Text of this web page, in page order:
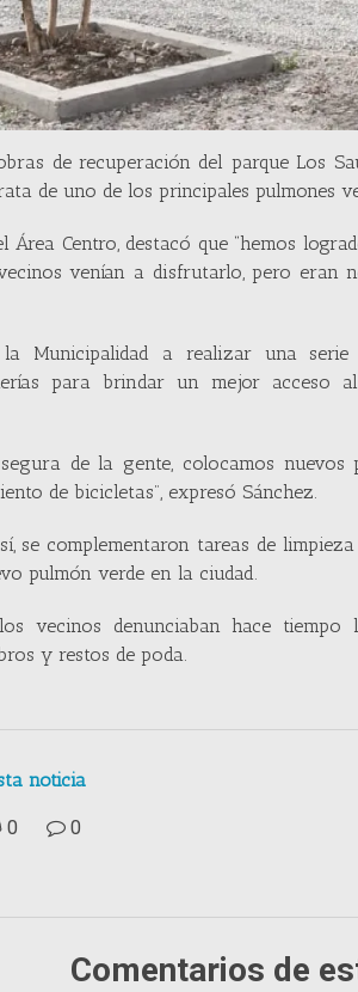
de recuperación del parque Los
de uno de los principales pulmones
Área Centro, destacó que “hemos
venían a disfrutarlo, pero eran
la Municipalidad a realizar una
para brindar un mejor acceso
de la gente, colocamos
de bicicletas”, expresó Sánchez.
se complementaron tareas de
pulmón verde en la ciudad.
vecinos denunciaban hace
y restos de poda.
noticia
0 0
Comentarios de